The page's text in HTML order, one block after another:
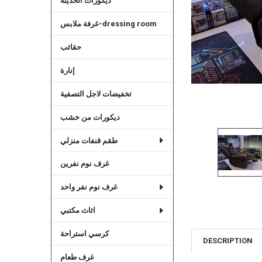
غرفة ملابس-dressing room
حقائب
إنارة
تخفيضات لاجل التصفية
ديكورات من خشب
طقم قنفات منزلي
غرف نوم نفرين
غرف نوم نفر واحد
اثاث مكتبي
كرسي استراحة
غرف طعام
DESCRIPTION